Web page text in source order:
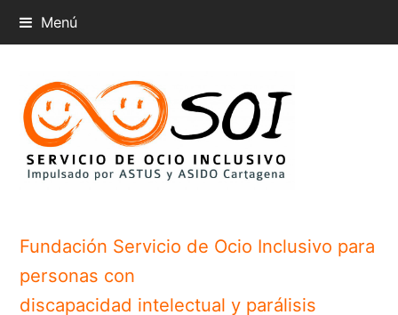
Menú
Fundación Servicio de Ocio Inclusivo para
personas con
discapacidad intelectual y parálisis